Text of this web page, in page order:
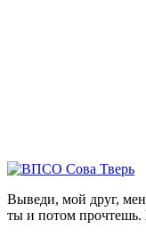
Выведи, мой друг,
ты и потом прочтешь.